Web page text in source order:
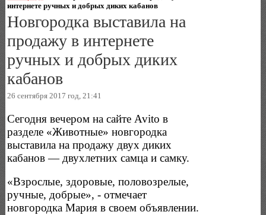
интернете ручных и добрых диких кабанов
Новгородка выставила на
продажу в интернете
ручных и добрых диких
кабанов
26 сентября 2017 год, 21:41
Сегодня вечером на сайте Avito в
разделе «Животные» новгородка
выставила на продажу двух диких
кабанов — двухлетних самца и самку.
«Взрослые, здоровые, половозрелые,
ручные, добрые», - отмечает
новгородка Мария в своем объявлении.